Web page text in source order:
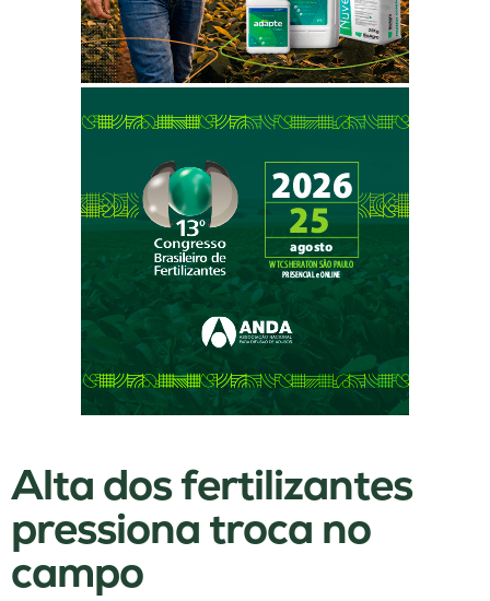
Alta dos fertilizantes
pressiona troca no
campo